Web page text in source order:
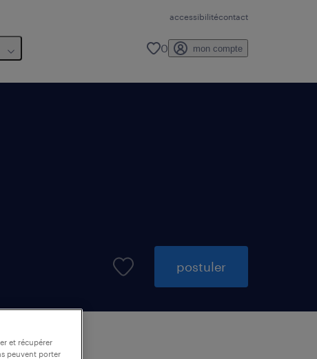
accessibilitécontact
0 mon compte
postuler
et récupérer
peuvent porter